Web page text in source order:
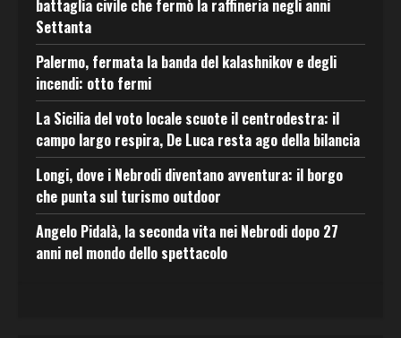
battaglia civile che fermò la raffineria negli anni
Settanta
Palermo, fermata la banda del kalashnikov e degli
incendi: otto fermi
La Sicilia del voto locale scuote il centrodestra: il
campo largo respira, De Luca resta ago della bilancia
Longi, dove i Nebrodi diventano avventura: il borgo
che punta sul turismo outdoor
Angelo Pidalà, la seconda vita nei Nebrodi dopo 27
anni nel mondo dello spettacolo